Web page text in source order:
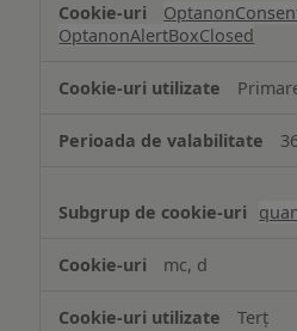
OptanonAlertBoxClosed
mc, d
Terț